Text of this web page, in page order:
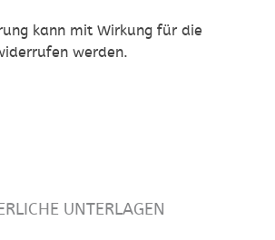
kann mit Wirkung für die
werden.
UNTERLAGEN